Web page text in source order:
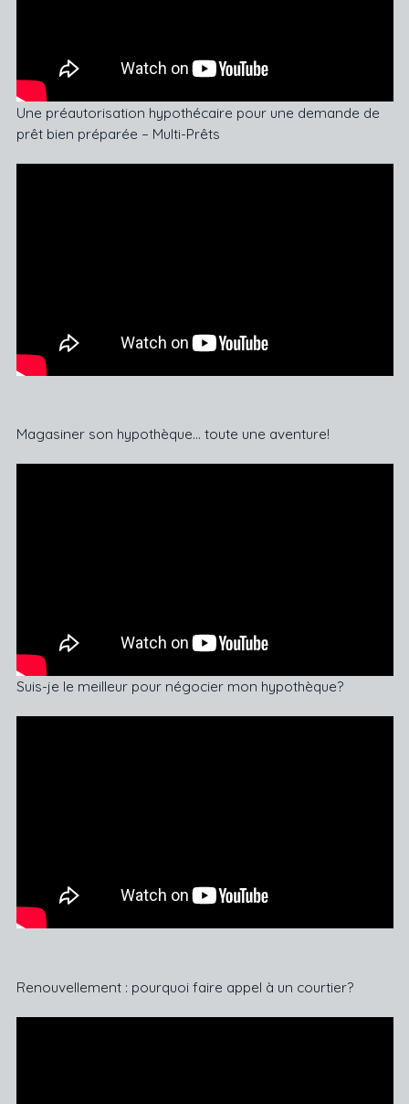
Une préautorisation hypothécaire pour une demande de
prêt bien préparée – Multi-Prêts
Magasiner son hypothèque… toute une aventure!
Suis-je le meilleur pour négocier mon hypothèque?
Renouvellement : pourquoi faire appel à un courtier?